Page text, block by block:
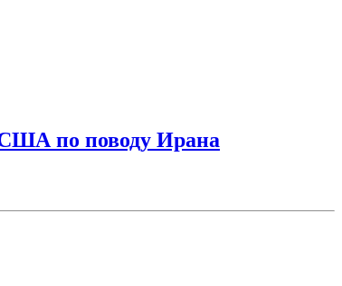
США по поводу Ирана